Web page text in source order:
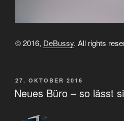
© 2016, DeBussy. All rights
VERÖFFENTLICHT
AM
27. OKTOBER 2016
Neues Büro – so lässt